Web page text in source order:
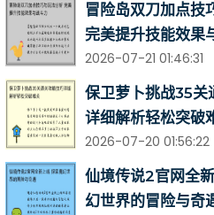
冒险岛双刀加点技
完美提升技能效果
2026-07-21 01:46:31
保卫萝卜挑战35关
详细解析轻松突破
2026-07-20 01:56:22
仙境传说2官网全
幻世界的冒险与奇